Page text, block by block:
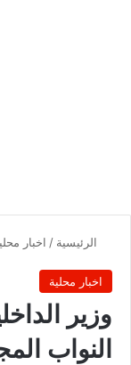
الرئيسية / اخبار
اخبار محلية
وزير
النواب